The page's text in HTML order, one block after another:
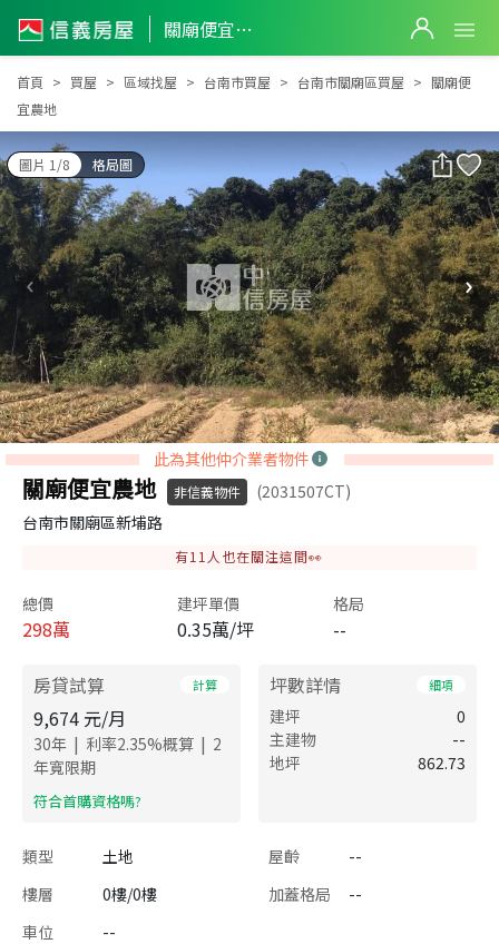
關廟便宜農地
關廟便宜農地
首頁 買屋 區域找屋 台南市買屋 台南市關廟區買屋
關廟便
宜農地
圖片 1/8 格局圖
此為其他仲介業者物件
關廟便宜農地 非信義物件
(2031507CT)
台南市關廟區新埔路
有11 人也在關注這間👀
總價
298萬
建坪單價
0.35萬/坪
格局
--
房貸試算 計算
9,674 元/月
30年 | 利率2.35%概算 | 2
年寬限期
​符合首購資格嗎?
坪數詳情 細項
建坪
0
主建物
--
地坪
862.73
類型 土地 屋齡
--
樓層
0樓/0樓 加蓋格局
--
車位
--